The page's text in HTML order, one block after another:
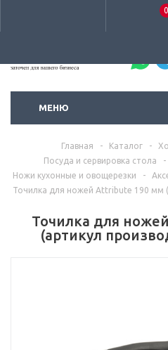
0
МЕНЮ
Главная - Каталог -
Посуда и сервировка стола
-
Ножи кухонные и овощерезки
-
Точилка для ножей Attribute 190 мм
Точилка для
(артикул